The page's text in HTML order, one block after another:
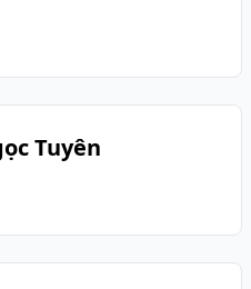
Tuyên